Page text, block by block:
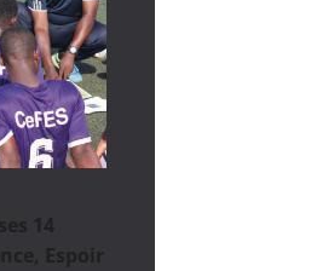
14
Espoir